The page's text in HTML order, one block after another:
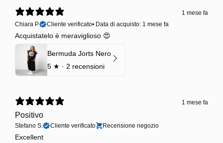
1 mese fa
Chiara P.
Cliente verificato• Data di acquisto: 1 mese fa
Acquistatelo è meraviglioso 😍
Bermuda Jorts Nero
5 ★ · 2 recensioni
1 mese fa
Positivo
Stefano S. Cliente verificato Recensione negozio
Excellent